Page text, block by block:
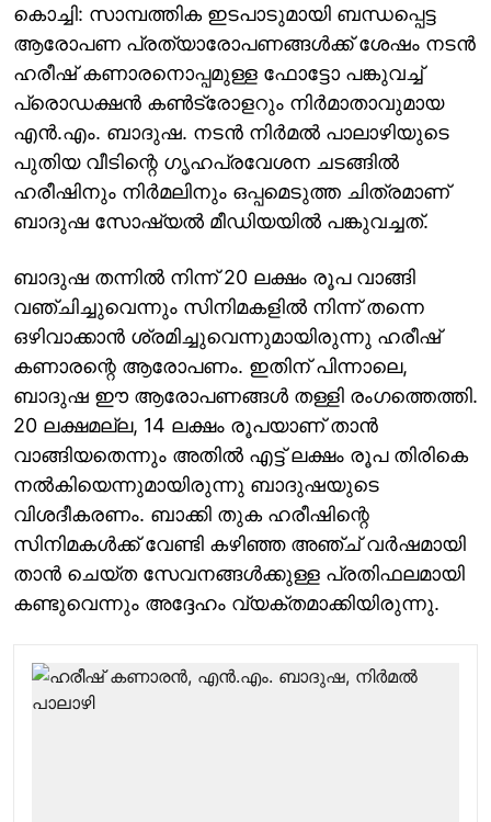
കൊച്ചി: സാമ്പത്തിക ഇടപാടുമായി ബന്ധപ്പെട്ട
ആരോപണ പ്രത്യാരോപണങ്ങൾക്ക് ശേഷം നടൻ
ഹരീഷ് കണാരനൊപ്പമുള്ള ഫോട്ടോ പങ്കുവച്ച്
പ്രൊഡക്ഷൻ കൺട്രോളറും നിർമാതാവുമായ
എൻ.എം. ബാദുഷ. നടൻ നിർമൽ പാലാഴിയുടെ
പുതിയ വീടിന്റെ ഗൃഹപ്രവേശന ചടങ്ങിൽ
ഹരീഷിനും നിർമലിനും ഒപ്പമെടുത്ത ചിത്രമാണ്
ബാദുഷ സോഷ്യൽ മീഡിയയിൽ പങ്കുവച്ചത്.
ബാദുഷ തന്നിൽ നിന്ന് 20 ലക്ഷം രൂപ വാങ്ങി
വഞ്ചിച്ചുവെന്നും സിനിമകളിൽ നിന്ന് തന്നെ
ഒഴിവാക്കാൻ ശ്രമിച്ചുവെന്നുമായിരുന്നു ഹരീഷ്
കണാരന്റെ ആരോപണം. ഇതിന് പിന്നാലെ,
ബാദുഷ ഈ ആരോപണങ്ങൾ തള്ളി രംഗത്തെത്തി.
20 ലക്ഷമല്ല, 14 ലക്ഷം രൂപയാണ് താൻ
വാങ്ങിയതെന്നും അതിൽ എട്ട് ലക്ഷം രൂപ തിരികെ
നൽകിയെന്നുമായിരുന്നു ബാദുഷയുടെ
വിശദീകരണം. ബാക്കി തുക ഹരീഷിന്റെ
സിനിമകൾക്ക് വേണ്ടി കഴിഞ്ഞ അഞ്ച് വർഷമായി
താൻ ചെയ്ത സേവനങ്ങൾക്കുള്ള പ്രതിഫലമായി
കണ്ടുവെന്നും അദ്ദേഹം വ്യക്തമാക്കിയിരുന്നു.